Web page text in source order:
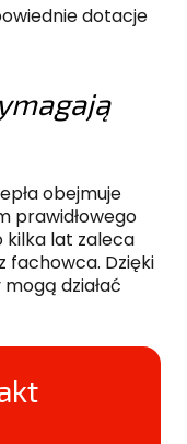
dotacje
obejmuje
prawidłowego
kilka lat zaleca
fachowca. Dzięki
działać